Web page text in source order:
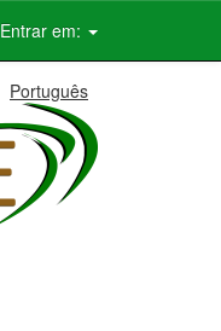
Entrar em:
Português